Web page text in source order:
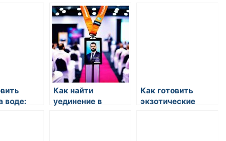
воде:
Как найти
уединение в
Как готовить
экзотические